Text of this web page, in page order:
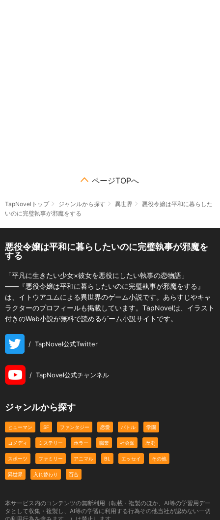
ページTOPへ
TapNovelトップ ジャンルから探す 異世界
悪役令嬢は平和に暮らした
いのに完璧執事が邪魔をする
悪役令嬢は平和に暮らしたいのに完璧執事が邪魔を
する
「平凡に生きたい少女×彼女を悪役にしたい執事の恋物語」
――『悪役令嬢は平和に暮らしたいのに完璧執事が邪魔をする』
は、イトウアユムによる異世界のゲーム小説です。あらすじやキャ
ラクターのプロフィールも掲載しています。TapNovelは、イラスト
付きのWeb小説が無料で読めるゲーム小説サイトです。
/ TapNovel公式Twitter
/ TapNovel公式チャンネル
ジャンルから探す
ヒューマン SF ファンタジー 恋愛 バトル 学園
コメディ ミステリー ホラー 職業 社会派 歴史
スポーツ ファミリー アニマル BL エッセイ その他
異世界 入れ替わり 百合
本サービス内のコンテンツの無断利用（転載・複製のほか、AI等の学習用デー
タとして収集・複製し、AI等の学習に利用する行為その他当社が認めない一切